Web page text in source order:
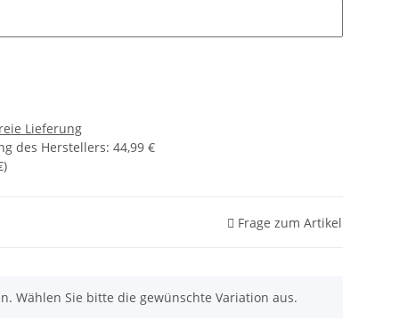
Lieferung
des Herstellers: 44,99 €
)
Frage zum Artikel
Wählen Sie bitte die gewünschte Variation aus.